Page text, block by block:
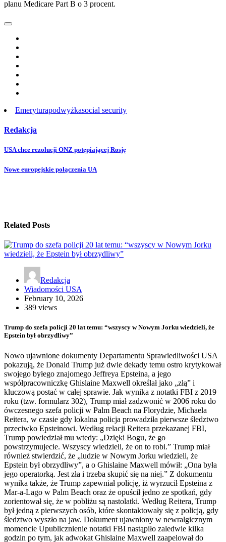
planu Medicare Part B o 3 procent.
Emeryturapodwyżkasocial security
Redakcja
Post
navigation
USA chce rezolucji ONZ potępiającej Rosję
Nowe europejskie połączenia UA
Related Posts
Redakcja
Wiadomości USA
February 10, 2026
389 views
Trump do szefa policji 20 lat temu: “wszyscy w Nowym Jorku wiedzieli, że
Epstein był obrzydliwy”
Nowo ujawnione dokumenty Departamentu Sprawiedliwości USA
pokazują, że Donald Trump już dwie dekady temu ostro krytykował
swojego byłego znajomego Jeffreya Epsteina, a jego
współpracowniczkę Ghislaine Maxwell określał jako „złą” i
kluczową postać w całej sprawie. Jak wynika z notatki FBI z 2019
roku (tzw. formularz 302), Trump miał zadzwonić w 2006 roku do
ówczesnego szefa policji w Palm Beach na Florydzie, Michaela
Reitera, w czasie gdy lokalna policja prowadziła pierwsze śledztwo
przeciwko Epsteinowi. Według relacji Reitera przekazanej FBI,
Trump powiedział mu wtedy: „Dzięki Bogu, że go
powstrzymujecie. Wszyscy wiedzieli, że on to robi.” Trump miał
również stwierdzić, że „ludzie w Nowym Jorku wiedzieli, że
Epstein był obrzydliwy”, a o Ghislaine Maxwell mówił: „Ona była
jego operatorką. Jest zła i trzeba skupić się na niej.” Z dokumentu
wynika także, że Trump zapewniał policję, iż wyrzucił Epsteina z
Mar-a-Lago w Palm Beach oraz że opuścił jedno ze spotkań, gdy
zorientował się, że w pobliżu są nastolatki. Według Reitera, Trump
był jedną z pierwszych osób, które skontaktowały się z policją, gdy
śledztwo wyszło na jaw. Dokument ujawniony w newralgicznym
momencie Upublicznienie notatki FBI nastąpiło zaledwie kilka
godzin po tym, jak adwokat Ghislaine Maxwell zaapelował do